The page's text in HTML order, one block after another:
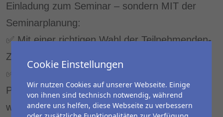
Einladung zum Seminar – sondern MIT der
Seminarplanung:
✅ Mit einer richtigen Wahl der Teilnehmenden-
Zusammensetzung.
✅ Damit, dass Lernziele mehr als nur eine
Pflichtübung sind, z. B. mit Fragen wie, „Was
will ich über mich als Führungskraft lernen?“
Cookie Einstellungen
Wir nutzen Cookies auf unserer Webseite. Einige
von ihnen sind technisch notwendig, während
andere uns helfen, diese Webseite zu verbessern